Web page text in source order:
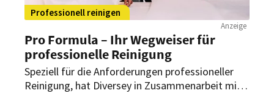
Professionell reinigen
Anzeige
Pro Formula – Ihr Wegweiser für
professionelle Reinigung
Speziell für die Anforderungen professioneller
Reinigung, hat Diversey in Zusammenarbeit mit